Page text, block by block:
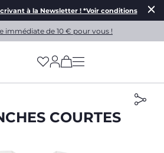
à la Newsletter ! *Voir conditions
immédiate de 10 € pour vous !
(has more options
COURTES